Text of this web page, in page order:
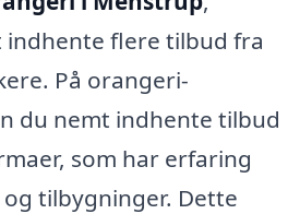
indhente flere tilbud fra
På orangeri-
du nemt indhente tilbud
som har erfaring
tilbygninger. Dette